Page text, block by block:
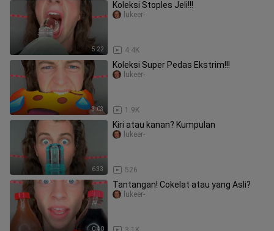
5:22
Koleksi Stoples Jeli!!!
4.4K
lukeer-
3:03
Koleksi Super Pedas Ekstrim!!!
1.9K
lukeer-
6:33
Kiri atau kanan? Kumpulan
526
lukeer-
0:40
Tantangan! Cokelat atau yang Asli?
lukeer-